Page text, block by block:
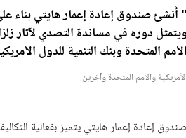
أُنشئ صندوق إعادة إعمار هايتي بناء
دوره في مساندة التصدي لآثار
المتحدة وبنك التنمية للدول
والأمم المتحدة وآخرين.
إعادة إعمار هايتي يتميز بفعالية